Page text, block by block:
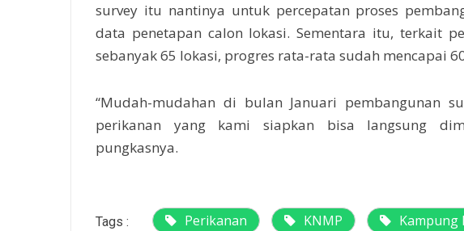
survey itu nantinya untuk percepatan proses
data penetapan calon lokasi.Sementara itu, terkait
sebanyak 65 lokasi, progres rata-rata sudah mencapai
“Mudah-mudahan di bulan Januari pembangunan
perikanan yang kami siapkan bisa langsung
pungkasnya.
Tags : Perikanan KNMP
Kampung